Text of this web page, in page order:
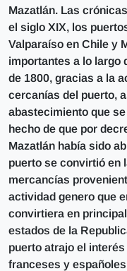
Mazatlán. Las
el siglo XIX, los
Valparaíso en Chile y
importantes a lo largo
de 1800, gracias a la
cercanías del puerto,
abastecimiento que
hecho de que por
Mazatlán había sido
puerto se convirtió en
mercancías
actividad genero que
convirtiera en
estados de la
puerto atrajo el
franceses y